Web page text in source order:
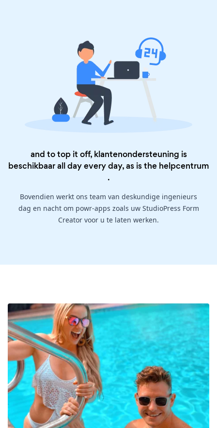
and to top it off, klantenondersteuning is
beschikbaar all day every day, as is the helpcentrum
.
Bovendien werkt ons team van deskundige ingenieurs
dag en nacht om powr-apps zoals uw StudioPress Form
Creator voor u te laten werken.